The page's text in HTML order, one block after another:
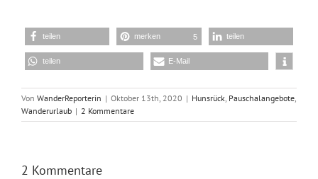
teilen merken 5 teilen
teilen E-Mail
Von WanderReporterin | Oktober 13th, 2020 | Hunsrück Pauschalangebote
Wanderurlaub | 2 Kommentare
2 Kommentare